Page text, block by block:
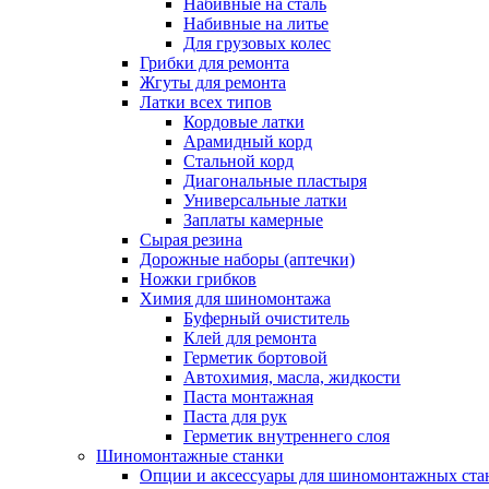
Набивные на сталь
Набивные на литье
Для грузовых колес
Грибки для ремонта
Жгуты для ремонта
Латки всех типов
Кордовые латки
Арамидный корд
Стальной корд
Диагональные пластыря
Универсальные латки
Заплаты камерные
Сырая резина
Дорожные наборы (аптечки)
Ножки грибков
Химия для шиномонтажа
Буферный очиститель
Клей для ремонта
Герметик бортовой
Автохимия, масла, жидкости
Паста монтажная
Паста для рук
Герметик внутреннего слоя
Шиномонтажные станки
Опции и аксессуары для шиномонтажных